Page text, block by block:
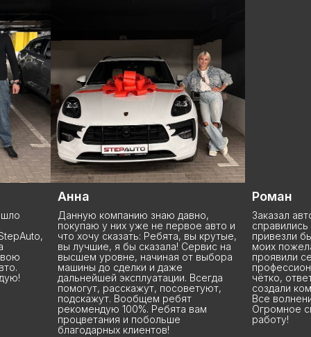
Данную компанию знаю давно,
покупаю у них уже не первое авто и
что хочу сказать: Ребята, вы крутые,
вы лучшие, я бы сказала! Сервис на
высшем уровне, начиная от выбора
машины до сделки и даже
дальнейшей эксплуатации. Всегда
помогут, расскажут, посоветуют,
подскажут. Вообщем ребят
рекомендую 100%. Ребята вам
процветания и побольше
благодарных клиентов!
Роман
Заказал
справились
привезли быстро,
моих пожеланий.
проявили себя как
профессионалы:
чётко, ответили
создали
Все волнения
Огромное